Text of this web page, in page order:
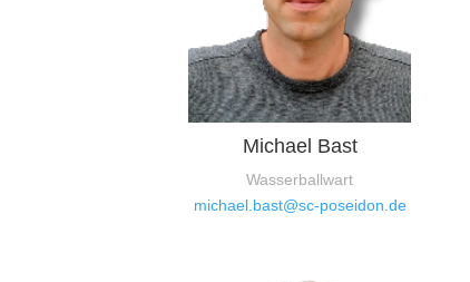
Michael Bast
Wasserballwart
michael.bast@sc-poseidon.de